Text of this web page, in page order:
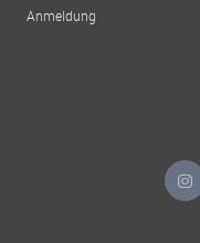
Anmeldung